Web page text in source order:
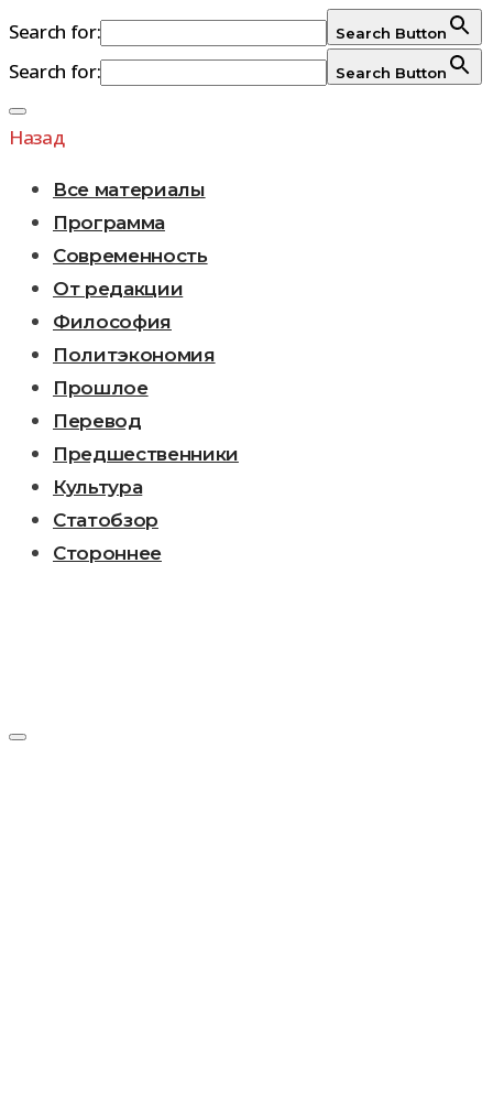
Search for: Search Button
Search for: Search Button
Перейти
к
Назад
Все материалы
Программа
Современность
От редакции
Философия
Политэкономия
Прошлое
Перевод
Предшественники
Культура
Статобзор
Стороннее